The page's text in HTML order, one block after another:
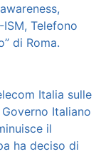
Telefono
di Roma.
Italia sulle
Italiano
il
ha deciso di